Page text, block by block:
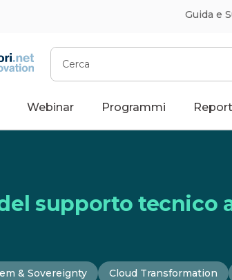
Guida e
Cerca
Webinar Programmi Report
supporto tecnico
& Sovereignty Cloud Transformation